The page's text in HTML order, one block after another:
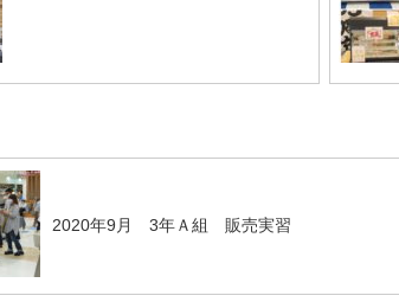
2020年9月 3年Ａ組 販売実習